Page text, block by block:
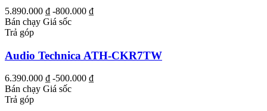
5.890.000 ₫ -800.000 ₫
Bán chạy Giá sốc
Trả góp
Audio Technica ATH-CKR7TW
6.390.000 ₫ -500.000 ₫
Bán chạy Giá sốc
Trả góp